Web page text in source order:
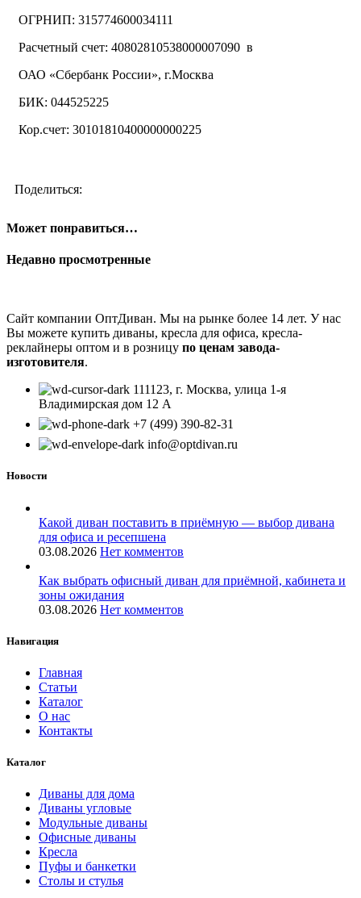
ОГРНИП: 315774600034111
Расчетный счет: 40802810538000007090 в
ОАО «Сбербанк России», г.Москва
БИК: 044525225
Кор.счет: 30101810400000000225
Поделиться:
Может понравиться…
Недавно просмотренные
Сайт компании ОптДиван. Мы на рынке более 14 лет. У нас
Вы можете купить диваны, кресла для офиса, кресла-
реклайнеры оптом и в розницу по ценам завода-
изготовителя.
111123, г. Москва, улица 1-я
Владимирская дом 12 А
+7 (499) 390-82-31
info@optdivan.ru
Новости
Какой диван поставить в приёмную — выбор дивана
для офиса и ресепшена
03.08.2026 Нет комментов
Как выбрать офисный диван для приёмной, кабинета и
зоны ожидания
03.08.2026 Нет комментов
Навигация
Главная
Статьи
Каталог
О нас
Контакты
Каталог
Диваны для дома
Диваны угловые
Модульные диваны
Офисные диваны
Кресла
Пуфы и банкетки
Столы и стулья